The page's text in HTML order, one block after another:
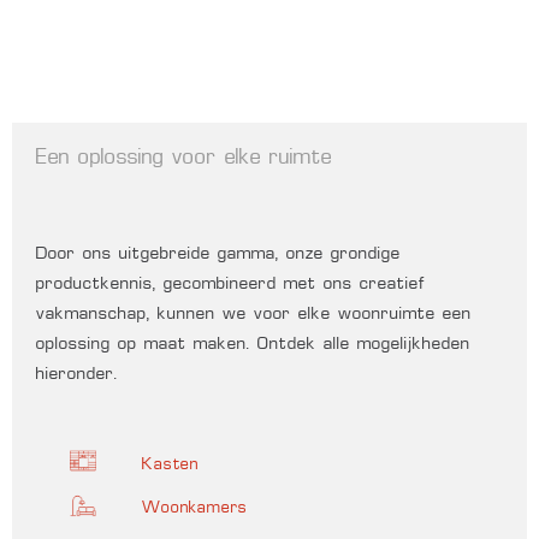
Een oplossing voor elke ruimte
Door ons uitgebreide gamma, onze grondige
productkennis, gecombineerd met ons creatief
vakmanschap, kunnen we voor elke woonruimte een
oplossing op maat maken. Ontdek alle mogelijkheden
hieronder.
Kasten
Woonkamers